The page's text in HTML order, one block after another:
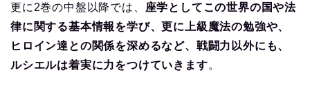
更に2巻の中盤以降では、 座学としてこの世界の国や法
律に関する基本情報を学び、更に上級魔法の勉強や、
ヒロイン達との関係を深めるなど、戦闘力以外にも、
ルシエルは着実に力をつけていきます。